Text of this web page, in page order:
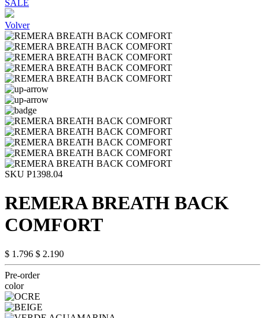
SALE
Volver
SKU P1398.04
REMERA BREATH BACK
COMFORT
$ 1.796 $ 2.190
Pre-order
color